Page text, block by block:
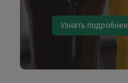
Узнать подробнее